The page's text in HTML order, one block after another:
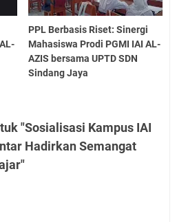
PPL Berbasis Riset: Sinergi
Mahasiswa Prodi PGMI IAI AL-
AZIS bersama UPTD SDN
Sindang Jaya
"Sosialisasi Kampus IAI
Hadirkan Semangat